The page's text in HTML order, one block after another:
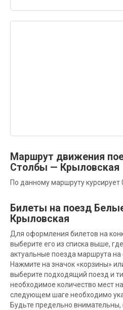
Маршрут движения
Столбы — Крыловская
По данному маршруту курсирует
Билеты на поезд
Крыловская
Для оформления билетов на
выберите его из списка выше,
актуальные поезда маршрута
Нажмите на значок «корзины»
выберите подходящий поезд и
необходимое количество мест
следующем шаге необходимо
Будьте предельно